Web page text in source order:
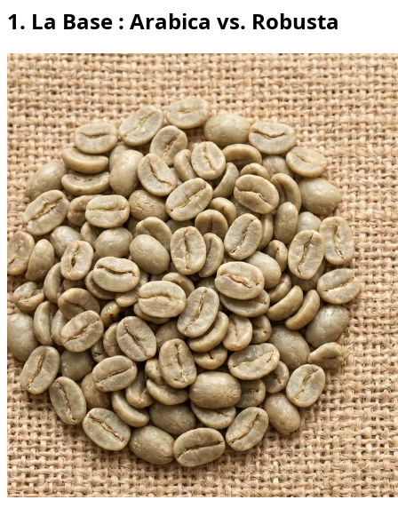
1. La Base : Arabica vs. Robusta